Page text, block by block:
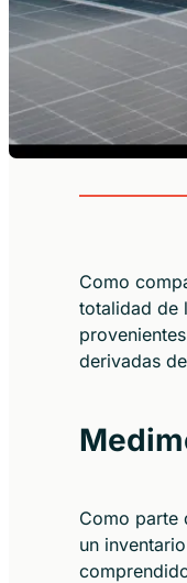
Como
totalidad de
derivadas
Como parte
un